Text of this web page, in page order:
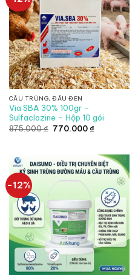
CẦU TRÙNG, ĐẦU ĐEN
Via SBA 30% 100gr –
Sulfaclozine – Hộp 10 gói
875.000₫ Giá
770.000₫Giá
770.000 ₫.
-12%